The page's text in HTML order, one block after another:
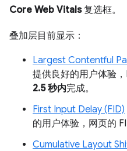
Core Web Vitals复选框。
叠加层目前显示：
Largest Contentful
提供良好的用户体验
2.5 秒内完成。
First Input Delay (FID)
的用户体验，网页的
Cumulative Layout